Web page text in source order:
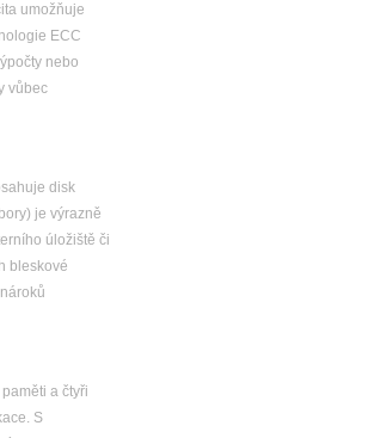
umožňuje
ECC
nebo
vůbec
disk
je výrazně
úložiště či
bleskové
a čtyři
S